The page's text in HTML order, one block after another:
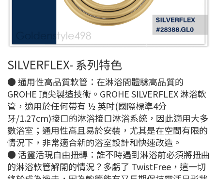
SILVERFLEX- 系列特色
● 通用性高品質軟管：在淋浴間體驗高品質的
GROHE 頂尖製造技術。GROHE SILVERFLEX 淋浴軟
管，適用於任何帶有 ½ 英吋(國際標準4分
牙/1.27cm)接口的淋浴接口淋浴系統，因此適用大多
數浴室；通用性高且易於安裝，尤其是在空間有限的
情況下，非常適合新的浴室設計和快速改造。
● 活靈活現自由扭轉：誰不時遇到淋浴前必須將扭曲
的淋浴軟管解開的情況？多虧了 TwistFree，這一切